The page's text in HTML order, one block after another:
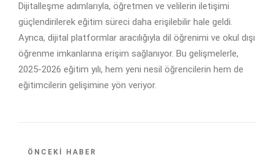
Dijitalleşme adımlarıyla, öğretmen ve velilerin iletişimi
güçlendirilerek eğitim süreci daha erişilebilir hale geldi.
Ayrıca, dijital platformlar aracılığıyla dil öğrenimi ve okul dışı
öğrenme imkanlarına erişim sağlanıyor. Bu gelişmelerle,
2025-2026 eğitim yılı, hem yeni nesil öğrencilerin hem de
eğitimcilerin gelişimine yön veriyor.
ÖNCEKI HABER